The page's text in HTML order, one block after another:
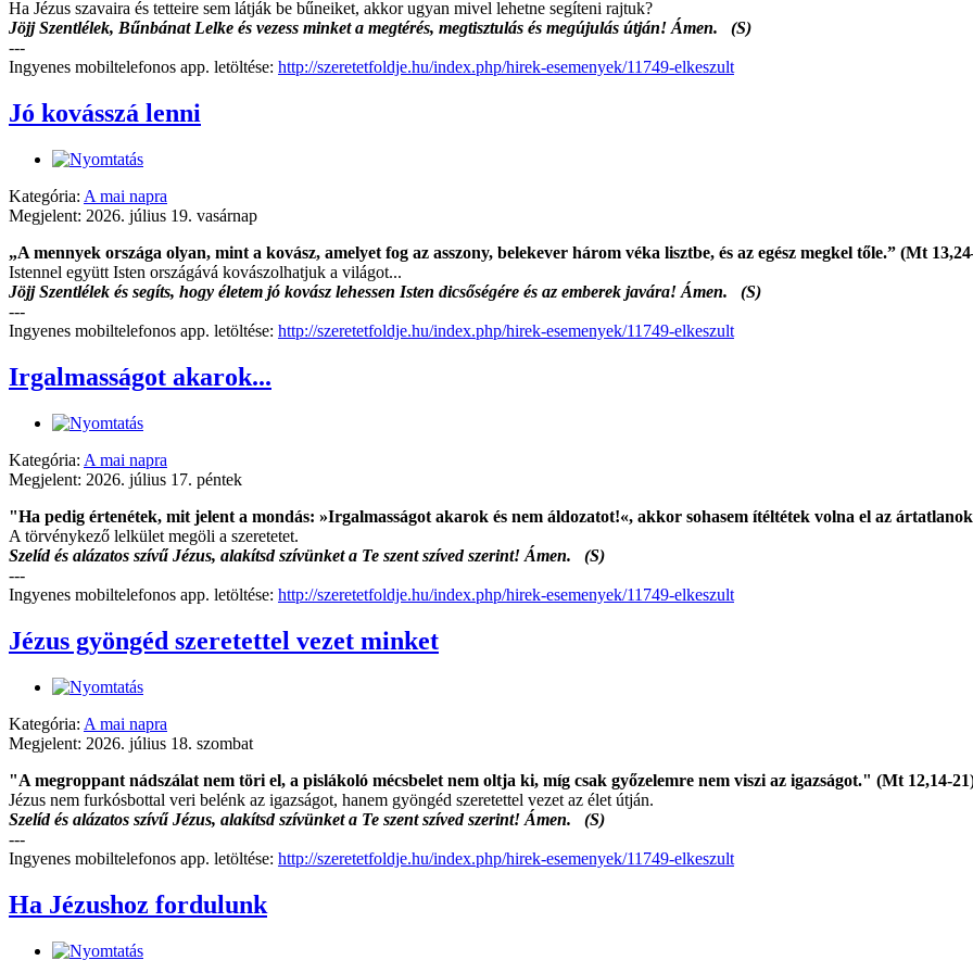
Ha Jézus szavaira és tetteire sem látják be bűneiket, akkor ugyan mivel lehetne segíteni rajtuk?
Jöjj Szentlélek, Bűnbánat Lelke és vezess minket a megtérés, megtisztulás és megújulás útján! Ámen. (S)
---
Ingyenes mobiltelefonos app. letöltése: http://szeretetfoldje.hu/index.php/hirek-esemenyek/11749-elkeszult
Jó kovásszá lenni
Kategória: A mai napra
Megjelent: 2026. július 19. vasárnap
„A mennyek országa olyan, mint a kovász, amelyet fog az asszony, belekever három véka lisztbe, és az egész megkel tőle.” (Mt
Istennel együtt Isten országává kovászolhatjuk a világot...
Jöjj Szentlélek és segíts, hogy életem jó kovász lehessen Isten dicsőségére és az emberek javára! Ámen. (S)
---
Ingyenes mobiltelefonos app. letöltése: http://szeretetfoldje.hu/index.php/hirek-esemenyek/11749-elkeszult
Irgalmasságot akarok...
Kategória: A mai napra
Megjelent: 2026. július 17. péntek
"Ha pedig értenétek, mit jelent a mondás: »Irgalmasságot akarok és nem áldozatot!«, akkor sohasem ítéltétek volna el az
A törvénykező lelkület megöli a szeretetet.
Szelíd és alázatos szívű Jézus, alakítsd szívünket a Te szent szíved szerint! Ámen. (S)
---
Ingyenes mobiltelefonos app. letöltése: http://szeretetfoldje.hu/index.php/hirek-esemenyek/11749-elkeszult
Jézus gyöngéd szeretettel vezet minket
Kategória: A mai napra
Megjelent: 2026. július 18. szombat
"A megroppant nádszálat nem töri el, a pislákoló mécsbelet nem oltja ki, míg csak győzelemre nem viszi az igazságot." (Mt 12,14-
Jézus nem furkósbottal veri belénk az igazságot, hanem gyöngéd szeretettel vezet az élet útján.
Szelíd és alázatos szívű Jézus, alakítsd szívünket a Te szent szíved szerint! Ámen. (S)
---
Ingyenes mobiltelefonos app. letöltése: http://szeretetfoldje.hu/index.php/hirek-esemenyek/11749-elkeszult
Ha Jézushoz fordulunk